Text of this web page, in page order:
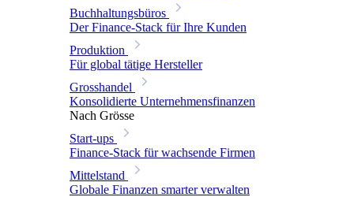
Buchhaltungsbüros
Der Finance-Stack für Ihre Kunden
Produktion
Für global tätige Hersteller
Grosshandel
Konsolidierte Unternehmensfinanzen
Nach Grösse
Start-ups
Finance-Stack für wachsende Firmen
Mittelstand
Globale Finanzen smarter verwalten